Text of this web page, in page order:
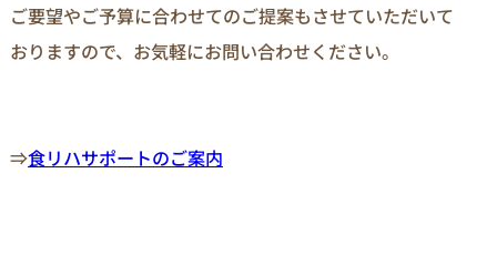
ご要望やご予算に合わせてのご提案もさせていただいて
おりますので、お気軽にお問い合わせください。
⇒食リハサポートのご案内